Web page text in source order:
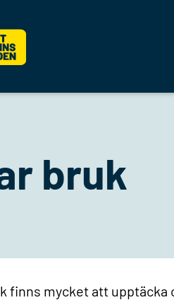
bruk
finns mycket att upptäcka